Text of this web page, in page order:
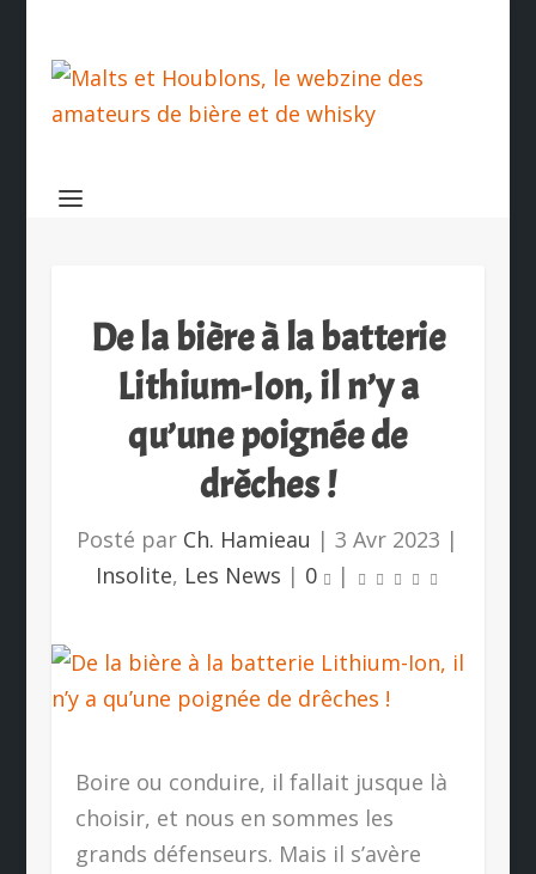
De la bière à la batterie
Lithium-Ion, il n’y a
qu’une poignée de
drêches !
Posté par Ch. Hamieau |3 Avr 2023 |
Insolite, Les News | 0 |
Boire ou conduire, il fallait jusque là
choisir, et nous en sommes les
grands défenseurs. Mais il s’avère